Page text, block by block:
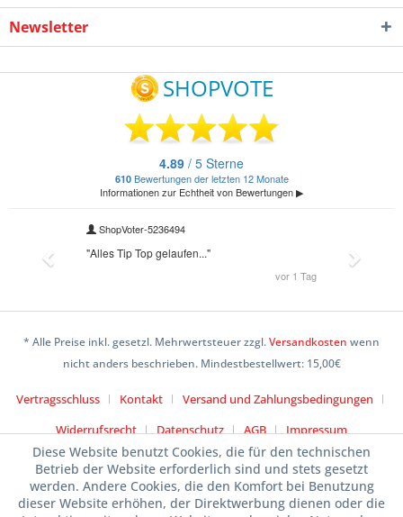
Newsletter
* Alle Preise inkl. gesetzl. Mehrwertsteuer zzgl.Versandkosten wenn
nicht anders beschrieben. Mindestbestellwert: 15,00€
Vertragsschluss Kontakt
Versand und Zahlungsbedingungen
Widerrufsrecht
Datenschutz AGB Impressum
Diese Website benutzt Cookies, die für den technischen
Betrieb der Website erforderlich sind und stets gesetzt
werden. Andere Cookies, die den Komfort bei Benutzung
dieser Website erhöhen, der Direktwerbung dienen oder die